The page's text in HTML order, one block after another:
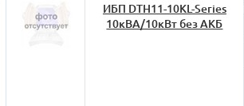
ИБП DTH11-10KL-Series
10кВА/10кВт без АКБ